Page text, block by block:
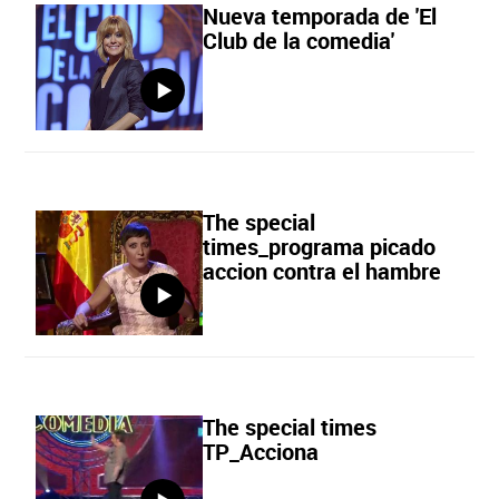
Nueva temporada de 'El
Club de la comedia'
The special
times_programa picado
accion contra el hambre
The special times
TP_Acciona